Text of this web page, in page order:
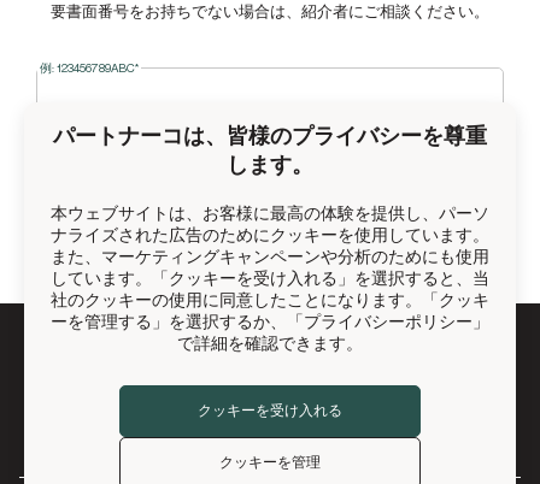
要書面番号をお持ちでない場合は、紹介者にご相談ください。
例: 123456789ABC*
続ける
© 2026 PartnerCo International LLC All Rights Reserved.
パートナーコは、皆様のプライバシーを尊重
します。
本ウェブサイトは、お客様に最高の体験を提供し、パーソ
ナライズされた広告のためにクッキーを使用しています。
また、マーケティングキャンペーンや分析のためにも使用
しています。「クッキーを受け入れる」を選択すると、当
社のクッキーの使用に同意したことになります。「クッキ
ーを管理する」を選択するか、「プライバシーポリシー」
で詳細を確認できます。
クッキーを受け入れる
クッキーを管理